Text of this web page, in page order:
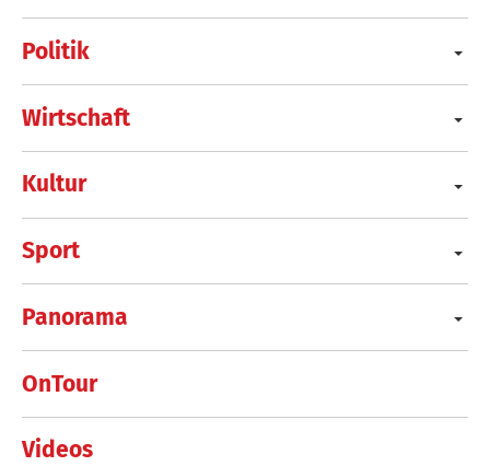
Politik
Wirtschaft
Kultur
Sport
Panorama
OnTour
Videos